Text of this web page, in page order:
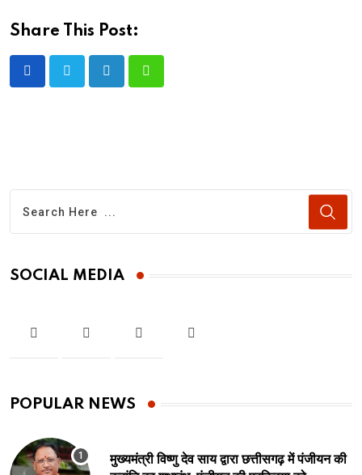
Share This Post:
SOCIAL MEDIA
POPULAR NEWS
मुख्यमंत्री विष्णु देव साय द्वारा छत्तीसगढ़ में पंजीयन की